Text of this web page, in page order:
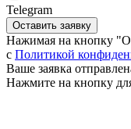
Telegram
Оставить заявку
Нажимая на кнопку
c Политикой
Ваше заявка
Нажмите на кнопку